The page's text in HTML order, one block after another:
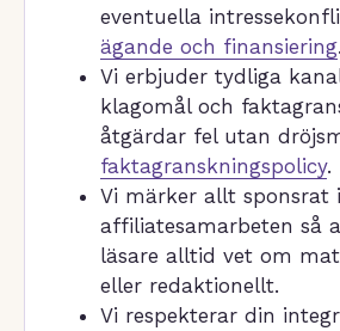
eventuella
ägande och finansiering.
Vi erbjuder tydliga
klagomål och
åtgärdar fel utan
faktagranskningspolicy.
Vi märker allt sponsrat
affiliatesamarbeten så
läsare alltid vet om
eller redaktionellt.
Vi respekterar din